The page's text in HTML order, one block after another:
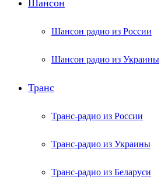
Шансон
Шансон радио из России
Шансон радио из Украины
Транс
Транс-радио из России
Транс-радио из Украины
Транс-радио из Беларуси